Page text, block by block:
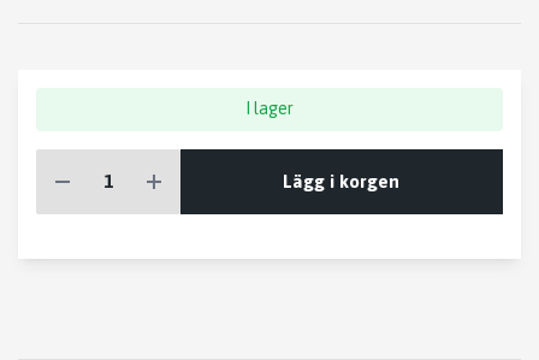
I lager
Lägg i korgen